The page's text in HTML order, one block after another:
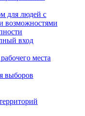
для людей с
возможностями
вход
места
выборов